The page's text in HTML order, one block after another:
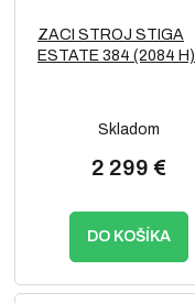
ZACI STROJ STIGA
ESTATE 384 (2084 H)
Skladom
2 299 €
DO KOŠÍKA